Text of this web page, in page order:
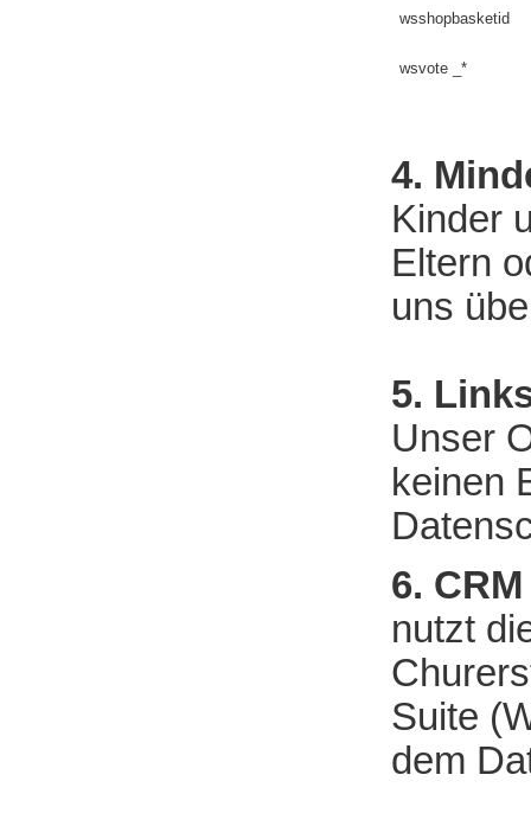
wsshopbasketid
wsvote _*
4.
Kinder
Eltern
uns
5.
Unser
keinen
6.
nutzt
Suite
dem